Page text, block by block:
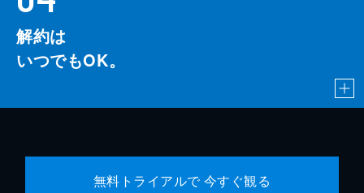
解約は
いつでもOK。
無料トライアルで 今すぐ観る